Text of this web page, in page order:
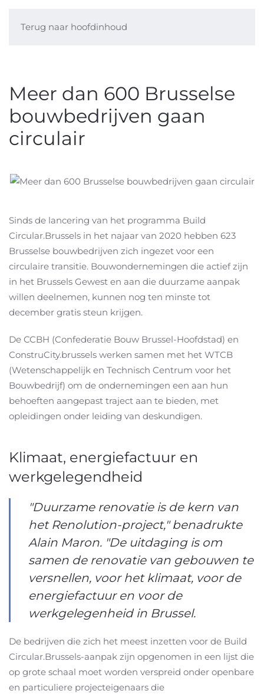
Terug naar hoofdinhoud
Meer dan 600 Brusselse
bouwbedrijven gaan
circulair
Sinds de lancering van het programma Build
Circular.Brussels in het najaar van 2020 hebben 623
Brusselse bouwbedrijven zich ingezet voor een
circulaire transitie. Bouwondernemingen die actief zijn
in het Brussels Gewest en aan die duurzame aanpak
willen deelnemen, kunnen nog ten minste tot
december gratis steun krijgen.
De CCBH (Confederatie Bouw Brussel-Hoofdstad) en
ConstruCity.brussels werken samen met het WTCB
(Wetenschappelijk en Technisch Centrum voor het
Bouwbedrijf) om de ondernemingen een aan hun
behoeften aangepast traject aan te bieden, met
opleidingen onder leiding van deskundigen.
Klimaat, energiefactuur en
werkgelegendheid
"Duurzame renovatie is de kern van
het Renolution-project," benadrukte
Alain Maron. "De uitdaging is om
samen de renovatie van gebouwen te
versnellen, voor het klimaat, voor de
energiefactuur en voor de
werkgelegenheid in Brussel.
De bedrijven die zich het meest inzetten voor de Build
Circular.Brussels-aanpak zijn opgenomen in een lijst die
op grote schaal moet worden verspreid onder openbare
en particuliere projecteigenaars die